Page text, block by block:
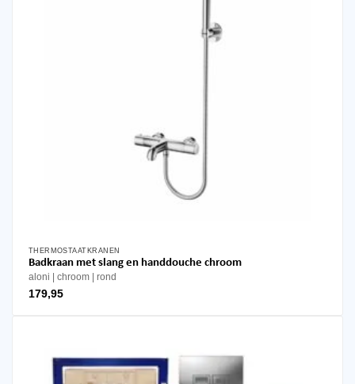
THERMOSTAATKRANEN
Badkraan met slang en handdouche chroom
aloni chroom rond
179,95